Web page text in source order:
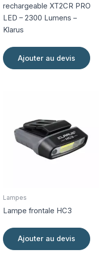
rechargeable XT2CR PRO
LED – 2300 Lumens –
Klarus
Ajouter au devis
Lampes
Lampe frontale HC3
Ajouter au devis